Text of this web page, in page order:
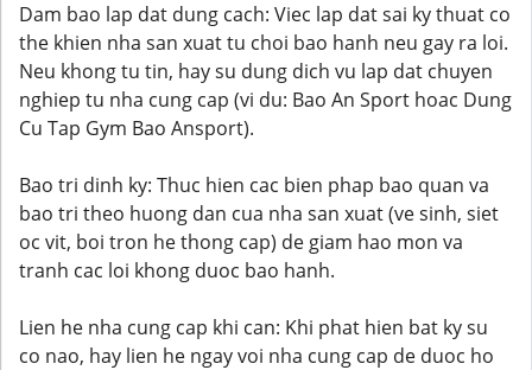
Dam bao lap dat dung cach: Viec lap dat sai ky thuat co
the khien nha san xuat tu choi bao hanh neu gay ra loi.
Neu khong tu tin, hay su dung dich vu lap dat chuyen
nghiep tu nha cung cap (vi du: Bao An Sport hoac Dung
Cu Tap Gym Bao Ansport).
Bao tri dinh ky: Thuc hien cac bien phap bao quan va
bao tri theo huong dan cua nha san xuat (ve sinh, siet
oc vit, boi tron he thong cap) de giam hao mon va
tranh cac loi khong duoc bao hanh.
Lien he nha cung cap khi can: Khi phat hien bat ky su
co nao, hay lien he ngay voi nha cung cap de duoc ho